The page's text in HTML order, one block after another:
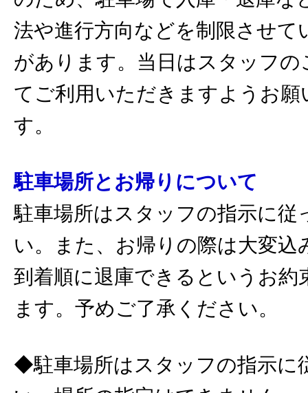
法や進行方向などを制限させて
があります。当日はスタッフの
てご利用いただきますようお願
す。
駐車場所とお帰りについて
駐車場所はスタッフの指示に従
い。また、お帰りの際は大変込
到着順に退庫できるというお約
ます。予めご了承ください。
◆駐車場所はスタッフの指示に